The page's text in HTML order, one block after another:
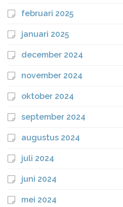
februari 2025
januari 2025
december 2024
november 2024
oktober 2024
september 2024
augustus 2024
juli 2024
juni 2024
mei 2024